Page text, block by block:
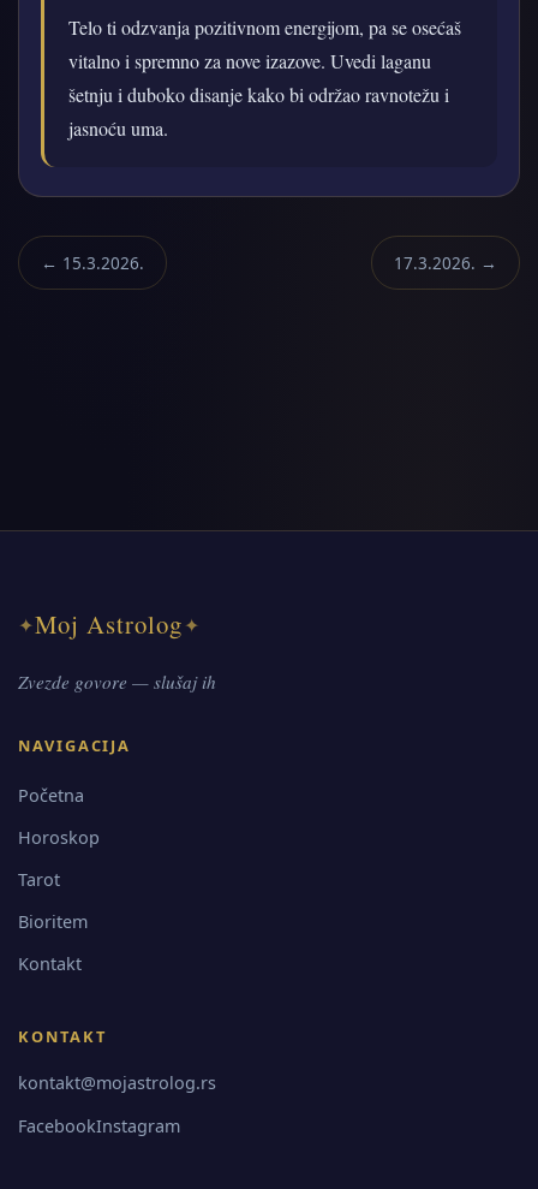
Telo ti odzvanja pozitivnom energijom, pa se osećaš
vitalno i spremno za nove izazove. Uvedi laganu
šetnju i duboko disanje kako bi održao ravnotežu i
jasnoću uma.
← 15.3.2026. 17.3.2026. →
✦Moj Astrolog✦
Zvezde govore — slušaj ih
NAVIGACIJA
Početna
Horoskop
Tarot
Bioritem
Kontakt
KONTAKT
kontakt@mojastrolog.rs
FacebookInstagram